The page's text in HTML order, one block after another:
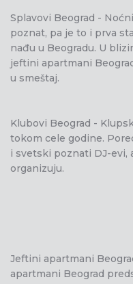
Splavovi Beograd -
poznat, pa je to i prva
nađu u Beogradu. U
jeftini apartmani
u smeštaj.
Klubovi Beograd -
tokom cele godine.
i svetski poznati DJ-evi,
organizuju.
Jeftini apartmani
apartmani Beograd